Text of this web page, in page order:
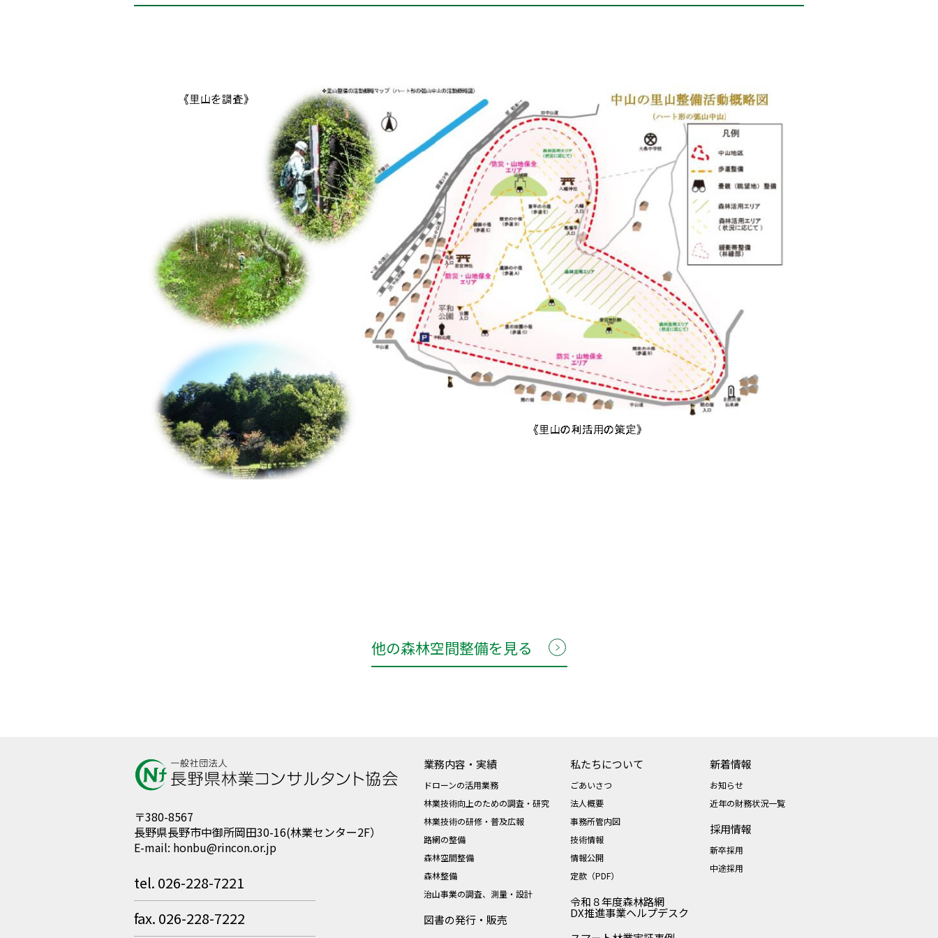
他の森林空間整備を見る
〒380-8567
長野県長野市中御所岡田30-16(林業センター2F）
E-mail: honbu@rincon.or.jp
tel. 026-228-7221
fax. 026-228-7222
業務内容・実績
ドローンの活用業務
林業技術向上のための調査・研究
林業技術の研修・普及広報
路網の整備
森林空間整備
森林整備
治山事業の調査、測量・設計
図書の発行・販売
私たちについて
ごあいさつ
法人概要
事務所管内図
技術情報
情報公開
定款（PDF）
令和８年度森林路網
DX推進事業ヘルプデスク
新着情報
お知らせ
近年の財務状況一覧
採用情報
新卒採用
中途採用